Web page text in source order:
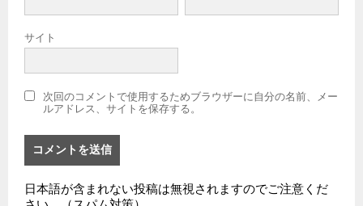
サイト
次回のコメントで使用するためブラウザーに自分の名前、メー
ルアドレス、サイトを保存する。
日本語が含まれない投稿は無視されますのでご注意くだ